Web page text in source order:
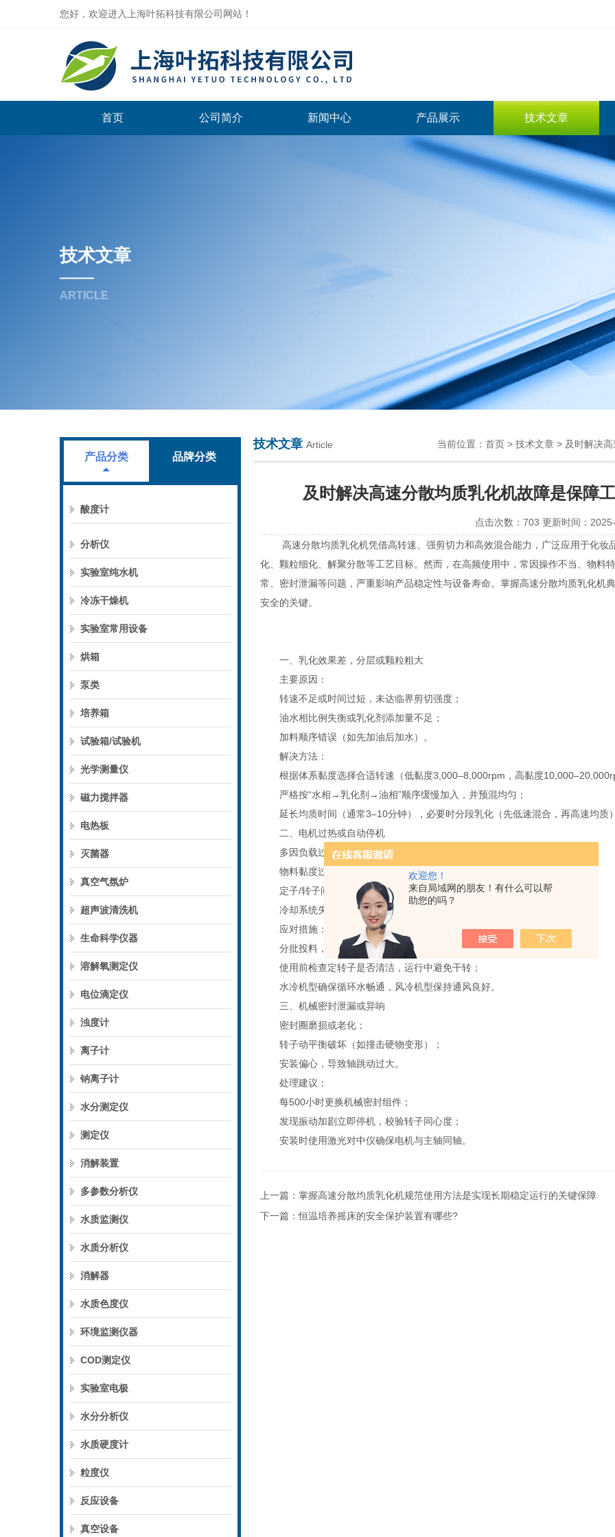
欢迎您！
来自局域网的朋友！有什么可以帮
助您的吗？
您好，欢迎进入上海叶拓科技有限公司网站！
首页 公司简介 新闻中心 产品展示 技术文章
技术文章
ARTICLE
产品分类 品牌分类
酸度计
分析仪
实验室纯水机
冷冻干燥机
实验室常用设备
烘箱
泵类
培养箱
试验箱/试验机
光学测量仪
磁力搅拌器
电热板
灭菌器
真空气氛炉
超声波清洗机
生命科学仪器
溶解氧测定仪
电位滴定仪
浊度计
离子计
钠离子计
水分测定仪
测定仪
消解装置
多参数分析仪
水质监测仪
水质分析仪
消解器
水质色度仪
环境监测仪器
COD测定仪
实验室电极
水分分析仪
水质硬度计
粒度仪
反应设备
真空设备
技术文章 Article 当前位置： 首页 > 技术文章 > 及时解决
及时解决高速分散均质乳化机故障是保障
点击次数：703 更新时间：
高速分散均质乳化机凭借高转速、强剪切力和高效混合能力，广泛应用于化妆
化、颗粒细化、解聚分散等工艺目标。然而，在高频使用中，常因操作不当、物料
常、密封泄漏等问题，严重影响产品稳定性与设备寿命。掌握高速分散均质乳化机
安全的关键。
一、乳化效果差，分层或颗粒粗大
主要原因：
转速不足或时间过短，未达临界剪切强度；
油水相比例失衡或乳化剂添加量不足；
加料顺序错误（如先加油后加水）。
解决方法：
根据体系黏度选择合适转速（低黏度3,000–8,000rpm，高黏度
严格按“水相→乳化剂→油相”顺序缓慢加入，并预混均匀；
延长均质时间（通常3–10分钟），必要时分段乳化（先低速混合，再高速均质）
二、电机过热或自动停机
多因负载过大或散热不良：
物料黏度过高或一次性投料过多；
定子/转子间隙堵塞，阻力剧增；
冷却系统失效（水冷机型）。
应对措施：
分批投料，控制罐内液位不超过工作容积的70%；
使用前检查定转子是否清洁，运行中避免干转；
水冷机型确保循环水畅通，风冷机型保持通风良好。
三、机械密封泄漏或异响
密封圈磨损或老化；
转子动平衡破坏（如撞击硬物变形）；
安装偏心，导致轴跳动过大。
处理建议：
每500小时更换机械密封组件；
发现振动加剧立即停机，校验转子同心度；
安装时使用激光对中仪确保电机与主轴同轴。
上一篇： 掌握高速分散均质乳化机规范使用方法是实现长期稳定运行的关键保障
下一篇：恒温培养摇床的安全保护装置有哪些?